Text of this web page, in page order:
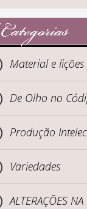
Categorias
Material e
De Olho no
Produção
Variedades
ALTERAÇÕES